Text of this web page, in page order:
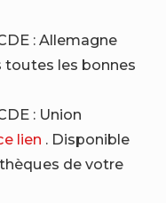
: Allemagne
toutes les bonnes
: Union
lien . Disponible
de votre